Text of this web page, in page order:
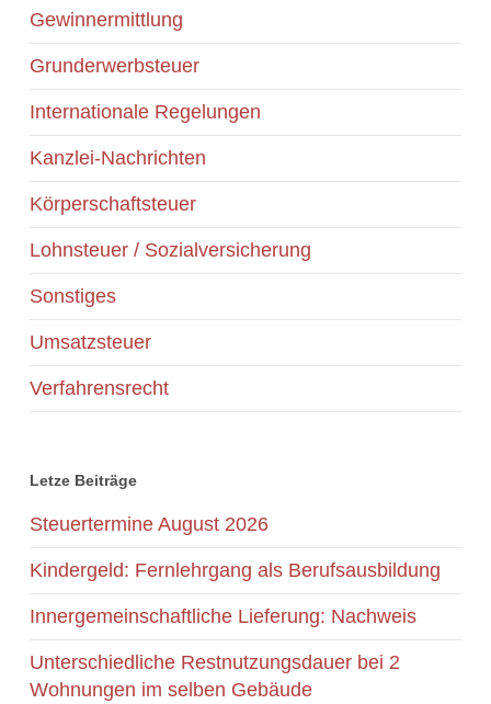
Gewinnermittlung
Grunderwerbsteuer
Internationale Regelungen
Kanzlei-Nachrichten
Körperschaftsteuer
Lohnsteuer / Sozialversicherung
Sonstiges
Umsatzsteuer
Verfahrensrecht
Letze Beiträge
Steuertermine August 2026
Kindergeld: Fernlehrgang als Berufsausbildung
Innergemeinschaftliche Lieferung: Nachweis
Unterschiedliche Restnutzungsdauer bei 2
Wohnungen im selben Gebäude